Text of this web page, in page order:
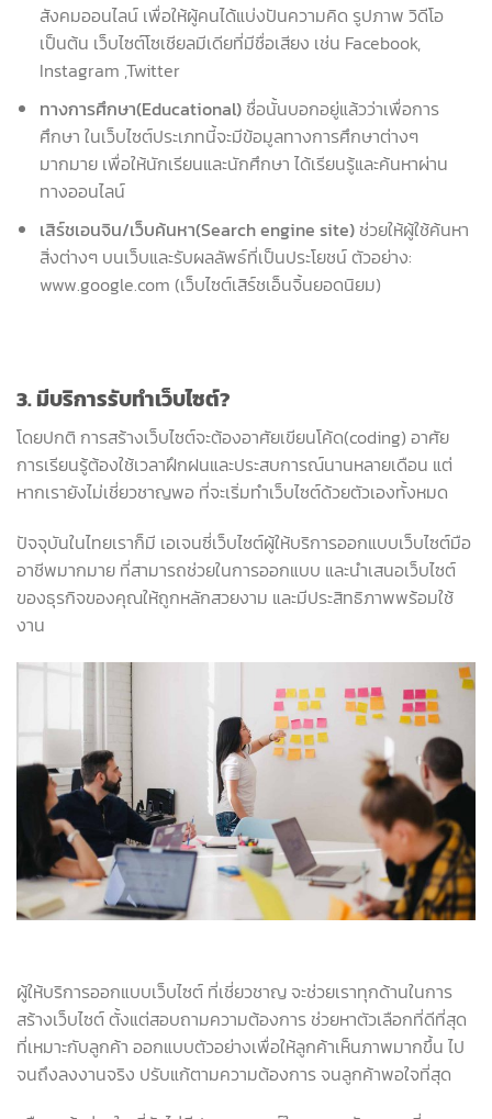
สังคมออนไลน์ เพื่อให้ผู้คนได้แบ่งปันความคิด รูปภาพ วิดีโอ
เป็นต้น เว็บไซต์โซเชียลมีเดียที่มีชื่อเสียง เช่น Facebook,
Instagram ,Twitter
ทางการศึกษา(Educational)ชื่อนั้นบอกอยู่แล้วว่าเพื่อการ
ศึกษา ในเว็บไซต์ประเภทนี้จะมีข้อมูลทางการศึกษาต่างๆ
มากมาย เพื่อให้นักเรียนและนักศึกษา ได้เรียนรู้และค้นหาผ่าน
ทางออนไลน์
เสิร์ชเอนจิน/เว็บค้นหา(Search engine site)ช่วยให้ผู้ใช้ค้นหา
สิ่งต่างๆ บนเว็บและรับผลลัพธ์ที่เป็นประโยชน์ ตัวอย่าง:
www.google.com (เว็บไซต์เสิร์ชเอ็นจิ้นยอดนิยม)
3. มีบริการรับทำเว็บไซต์?
โดยปกติ การสร้างเว็บไซต์จะต้องอาศัยเขียนโค้ด(coding) อาศัย
การเรียนรู้ต้องใช้เวลาฝึกฝนและประสบการณ์นานหลายเดือน แต่
หากเรายังไม่เชี่ยวชาญพอ ที่จะเริ่มทำเว็บไซต์ด้วยตัวเองทั้งหมด
ปัจจุบันในไทยเราก็มี เอเจนซี่เว็บไซต์ผู้ให้บริการออกแบบเว็บไซต์มือ
อาชีพมากมาย ที่สามารถช่วยในการออกแบบ และนำเสนอเว็บไซต์
ของธุรกิจของคุณให้ถูกหลักสวยงาม และมีประสิทธิภาพพร้อมใช้
งาน
ผู้ให้บริการออกแบบเว็บไซต์ ที่เชี่ยวชาญ จะช่วยเราทุกด้านในการ
สร้างเว็บไซต์ ตั้งแต่สอบถามความต้องการ ช่วยหาตัวเลือกที่ดีที่สุด
ที่เหมาะกับลูกค้า ออกแบบตัวอย่างเพื่อให้ลูกค้าเห็นภาพมากขึ้น ไป
จนถึงลงงานจริง ปรับแก้ตามความต้องการ จนลูกค้าพอใจที่สุด